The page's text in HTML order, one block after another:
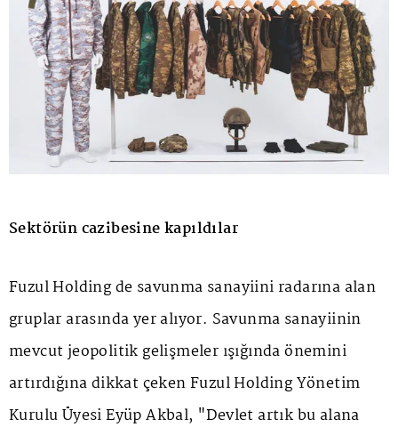
Sektörün cazibesine kapıldılar
Fuzul Holding de savunma sanayiini radarına alan
gruplar arasında yer alıyor. Savunma sanayiinin
mevcut jeopolitik gelişmeler ışığında önemini
artırdığına dikkat çeken Fuzul Holding Yönetim
Kurulu Üyesi Eyüp Akbal, "Devlet artık bu alana